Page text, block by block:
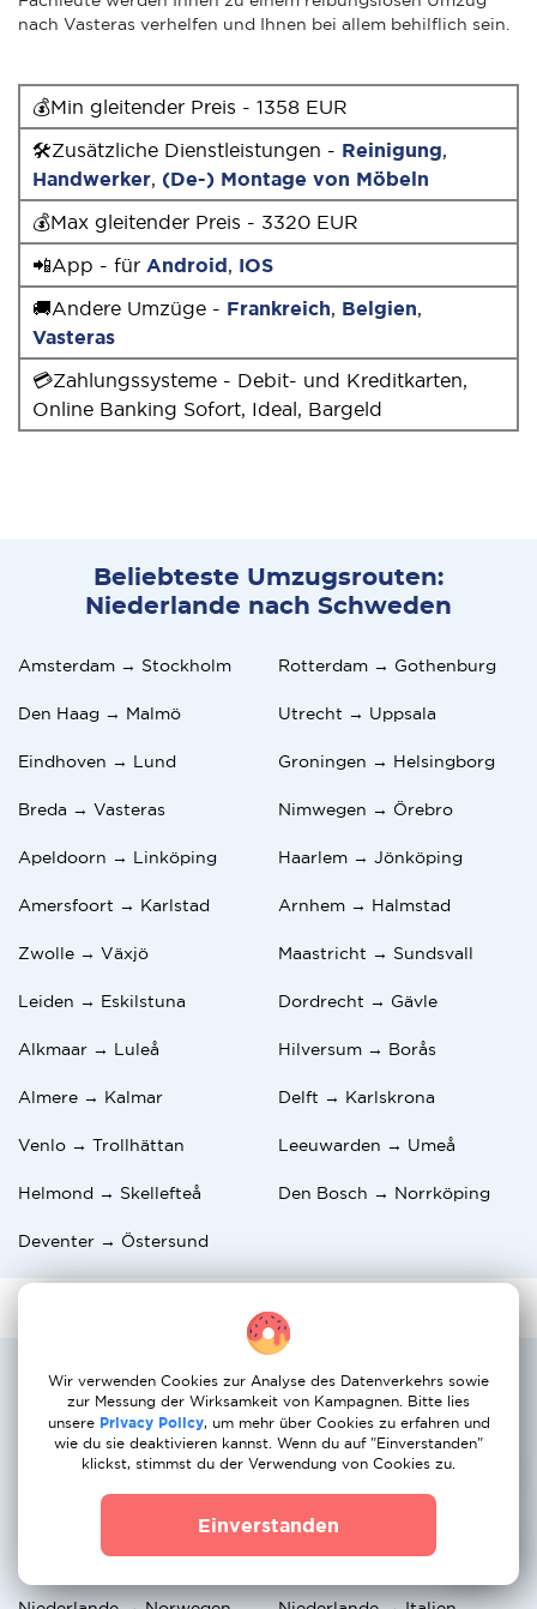
nach Vasteras verhelfen und Ihnen bei allem behilflich sein.
💰Min gleitender Preis - 1358 EUR
🛠Zusätzliche Dienstleistungen - Reinigung,
Handwerker, (De-) Montage von Möbeln
💰Max gleitender Preis - 3320 EUR
📲App - für Android, IOS
🚚Andere Umzüge - Frankreich, Belgien,
Vasteras
💳Zahlungssysteme - Debit- und Kreditkarten,
Online Banking Sofort, Ideal, Bargeld
Beliebteste Umzugsrouten:
Niederlande nach Schweden
Amsterdam → Stockholm Rotterdam → Gothenburg
Den Haag → Malmö Utrecht → Uppsala
Eindhoven → Lund Groningen → Helsingborg
Breda → Vasteras Nimwegen → Örebro
Apeldoorn → Linköping Haarlem → Jönköping
Amersfoort → Karlstad Arnhem → Halmstad
Zwolle → Växjö Maastricht → Sundsvall
Leiden → Eskilstuna Dordrecht → Gävle
Alkmaar → Luleå Hilversum → Borås
Almere → Kalmar Delft → Karlskrona
Venlo → Trollhättan Leeuwarden → Umeå
Helmond → Skellefteå Den Bosch → Norrköping
Deventer → Östersund
Die beliebtesten internationalen
Umzugsrouten
Niederlande → Deutschland Niederlande → Belgien
Niederlande → Österreich Niederlande → Spanien
Wir verwenden Cookies zur Analyse des Datenverkehrs sowie
zur Messung der Wirksamkeit von Kampagnen. Bitte lies
unsere Privacy Policy, um mehr über Cookies zu erfahren und
wie du sie deaktivieren kannst. Wenn du auf "Einverstanden"
klickst, stimmst du der Verwendung von Cookies zu.
Einverstanden